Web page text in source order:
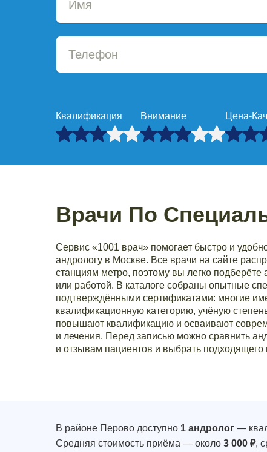
Квалификация Внимание
Цена-
Врачи По
Сервис «1001 врач» помогает быстро и
андрологу в Москве. Все врачи на сайте
станциям метро, поэтому вы легко
или работой. В каталоге собраны опытные
подтверждёнными сертификатами: многие
квалификационную категорию, учёную
повышают квалификацию и осваивают
и лечения. Перед записью можно сравнить
и отзывам пациентов и выбрать подходящего
В районе Перово доступно 1 андролог —
Средняя стоимость приёма — около 3 000 ₽,